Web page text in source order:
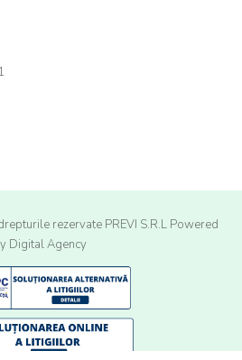
rezervate PREVI S.R.L Powered
Digital Agency